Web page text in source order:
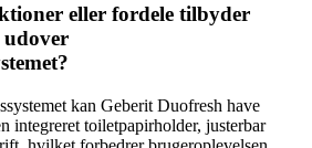
eller fordele tilbyder
udover
kan Geberit Duofresh have
integreret toiletpapirholder, justerbar